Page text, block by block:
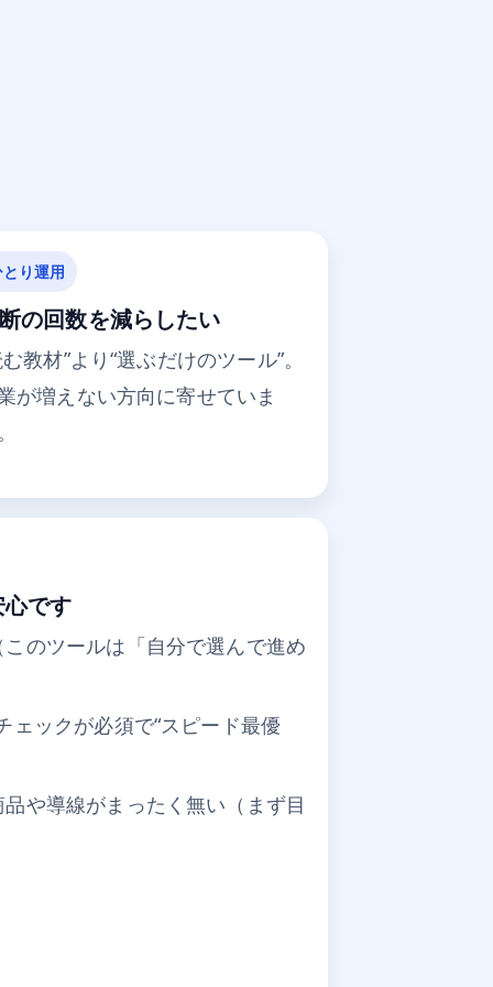
り運用
の回数を減らしたい
教材”より“選ぶだけのツール”。
が増えない方向に寄せていま
です
のツールは「自分で選んで進め
ェックが必須で“スピード最優
や導線がまったく無い（まず目